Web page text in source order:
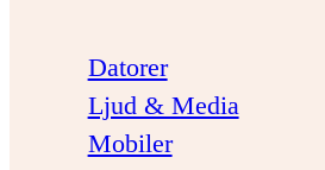
Datorer
Ljud & Media
Mobiler